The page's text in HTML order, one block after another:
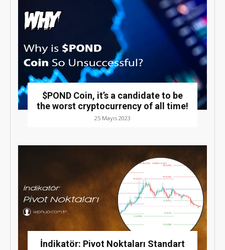
$POND Coin, it’s a candidate to be
the worst cryptocurrency of all time!
25 Mayıs 2023
İndikatör: Pivot Noktaları Standart